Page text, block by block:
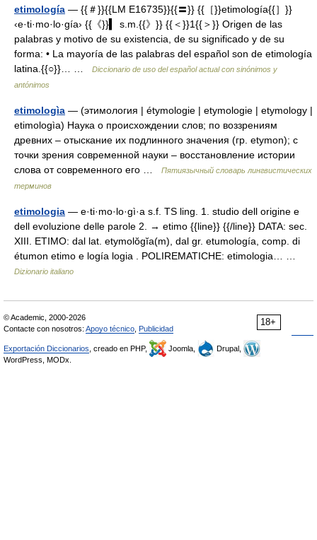
etimología — {{＃}}{{LM E16735}}{{〓}} {{［}}etimología{{］}}
‹e·ti·mo·lo·gía› {{《}}▍ s.m.{{》}} {{＜}}1{{＞}} Origen de las
palabras y motivo de su existencia, de su significado y de su
forma: • La mayoría de las palabras del español son de etimología
latina.{{○}}… …
Diccionario de uso del español actual con sinónimos y
antónimos
etimologìa — (этимология | étymologie | etymologie | etymology |
etimologìa) Наука о происхождении слов; по воззрениям
древних – отыскание их подлинного значения (гр. etymon); с
точки зрения современной науки – восстановление истории
слова от современного его …
Пятиязычный словарь лингвистических
терминов
etimologia — e·ti·mo·lo·gì·a s.f. TS ling. 1. studio dell origine e
dell evoluzione delle parole 2. → etimo {{line}} {{/line}} DATA: sec.
XIII. ETIMO: dal lat. etymolŏgĭa(m), dal gr. etumología, comp. di
étumon etimo e logía logia . POLIREMATICHE: etimologia… …
Dizionario italiano
18+
© Academic, 2000-2026
Contacte con nosotros: Apoyo técnico Publicidad
Exportación Diccionarios , creado en PHP, Joomla,
Drupal,
WordPress, MODx.